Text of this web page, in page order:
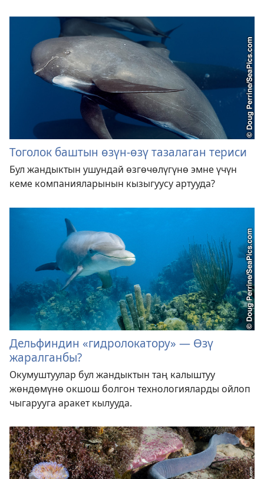
Тоголок баштын өзүн-өзү тазалаган териси
Бул жандыктын ушундай өзгөчөлүгүнө эмне үчүн
кеме компанияларынын кызыгуусу артууда?
Дельфиндин «гидролокатору» — Өзү
жаралганбы?
Окумуштуулар бул жандыктын таң калыштуу
жөндөмүнө окшош болгон технологияларды ойлоп
чыгарууга аракет кылууда.